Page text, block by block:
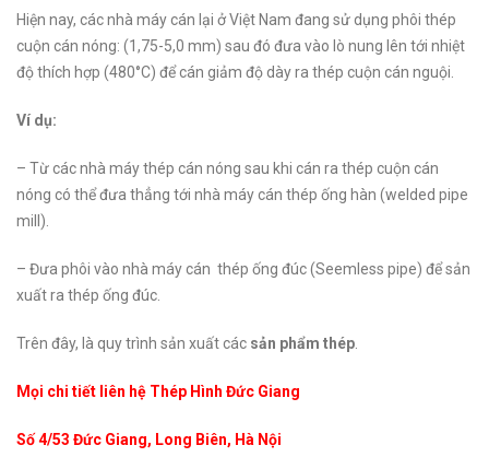
Hiện nay, các nhà máy cán lại ở Việt Nam đang sử dụng phôi thép
cuộn cán nóng: (1,75-5,0 mm) sau đó đưa vào lò nung lên tới nhiệt
độ thích hợp (480°C) để cán giảm độ dày ra thép cuộn cán nguội.
Ví dụ:
– Từ các nhà máy thép cán nóng sau khi cán ra thép cuộn cán
nóng có thể đưa thẳng tới nhà máy cán thép ống hàn (welded pipe
mill).
– Đưa phôi vào nhà máy cán thép ống đúc (Seemless pipe) để sản
xuất ra thép ống đúc.
Trên đây, là quy trình sản xuất các sản phẩm thép
Mọi chi tiết liên hệ Thép Hình Đức Giang
Số 4/53 Đức Giang, Long Biên, Hà Nội